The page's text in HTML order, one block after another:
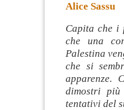
Alice Sassu
Capita che i
che una
Palestina
che si
apparenze.
dimostri
tentativi del